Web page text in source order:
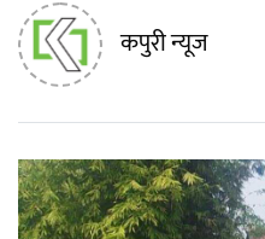
कपुरी न्यूज